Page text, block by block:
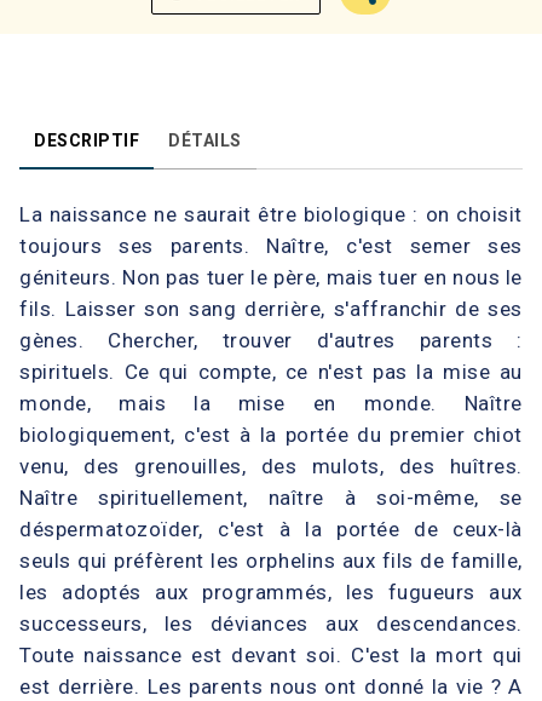
DESCRIPTIF DÉTAILS
La naissance ne saurait être biologique : on choisit
toujours ses parents. Naître, c'est semer ses
géniteurs. Non pas tuer le père, mais tuer en nous le
fils. Laisser son sang derrière, s'affranchir de ses
gènes. Chercher, trouver d'autres parents :
spirituels. Ce qui compte, ce n'est pas la mise au
monde, mais la mise en monde. Naître
biologiquement, c'est à la portée du premier chiot
venu, des grenouilles, des mulots, des huîtres.
Naître spirituellement, naître à soi-même, se
déspermatozoïder, c'est à la portée de ceux-là
seuls qui préfèrent les orphelins aux fils de famille,
les adoptés aux programmés, les fugueurs aux
successeurs, les déviances aux descendances.
Toute naissance est devant soi. C'est la mort qui
est derrière. Les parents nous ont donné la vie ? A